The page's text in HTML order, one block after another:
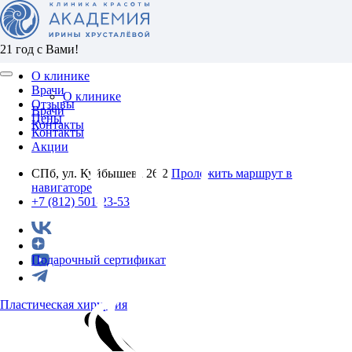
21 год с Вами!
О клинике
Врачи
Отзывы
Цены
Контакты
Акции
СПб, ул. Куйбышева 26/2 Проложить маршрут в
навигаторе
+7 (812) 501-23-53
Пластическая хирургия
О клинике
Врачи
Контакты
Подарочный сертификат